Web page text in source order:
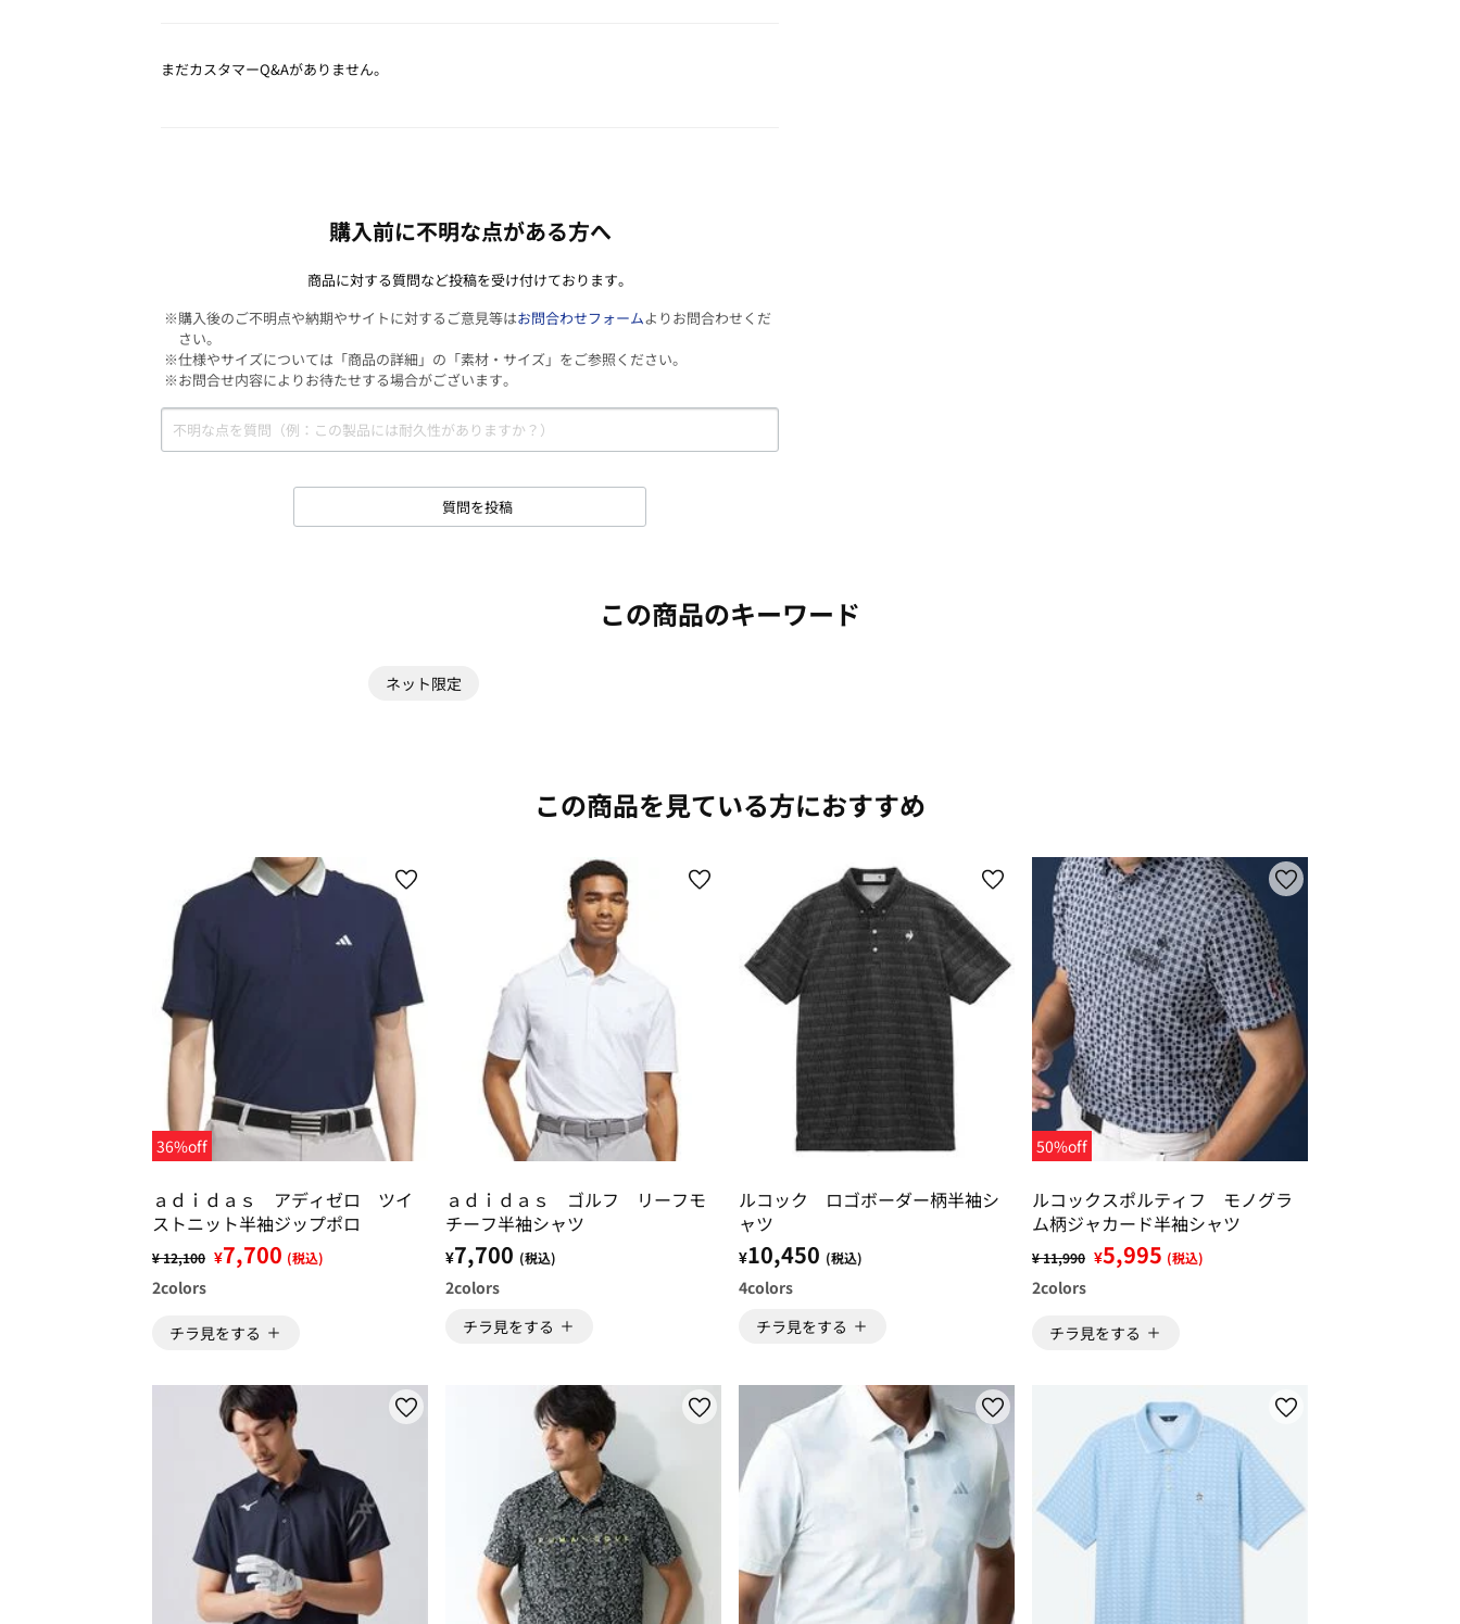
まだカスタマーQ&Aがありません。
購入前に不明な点がある方へ
商品に対する質問など投稿を受け付けております。
※購入後のご不明点や納期やサイトに対するご意見等はお問合わせフォームよりお問合わせくだ
さい。
※仕様やサイズについては「商品の詳細」の「素材・サイズ」をご参照ください。
※お問合せ内容によりお待たせする場合がございます。
質問を投稿
この商品のキーワード
ネット限定
この商品を見ている方におすすめ
36%off
ａｄｉｄａｓ アディゼロ ツイ
ストニット半袖ジップポロ
¥ 12,100 ¥7,700 (税込)
2colors
チラ見をする
ａｄｉｄａｓ ゴルフ リーフモ
チーフ半袖シャツ
¥7,700 (税込)
2colors
チラ見をする
ルコック ロゴボーダー柄半袖シ
ャツ
¥10,450 (税込)
4colors
チラ見をする
50%off
ルコックスポルティフ モノグラ
ム柄ジャカード半袖シャツ
¥ 11,990 ¥5,995 (税込)
2colors
チラ見をする